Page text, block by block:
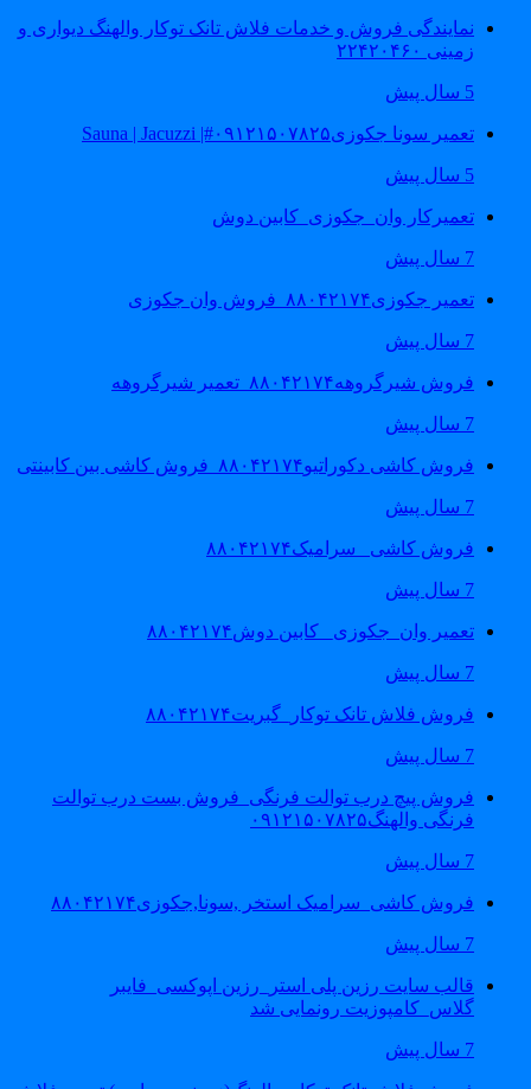
نمایندگی فروش و خدمات فلاش تانک توکار والهنگ دیواری و
زمینی ۲۲۴۲۰۴۶۰
تعمیر سونا جکوزی۰۹۱۲۱۵۰۷۸۲۵#| Sauna | Jacuzzi
تعمیرکار وان_جکوزی_کابین دوش
تعمیر جکوزی۸۸۰۴۲۱۷۴_فروش وان جکوزی
فروش شیرگروهه۸۸۰۴۲۱۷۴_تعمیر شیرگروهه
فروش کاشی دکوراتیو۸۸۰۴۲۱۷۴_فروش کاشی بین کابینتی
فروش کاشی _سرامیک۸۸۰۴۲۱۷۴
تعمیر وان_جکوزی_ کابین دوش۸۸۰۴۲۱۷۴
فروش فلاش تانک توکار_گبریت۸۸۰۴۲۱۷۴
فروش پیچ درب توالت فرنگی_فروش بست درب توالت
فرنگی والهنگ۰۹۱۲۱۵۰۷۸۲۵
فروش کاشی_سرامیک استخر ,سونا,جکوزی۸۸۰۴۲۱۷۴
قالب سایت رزین پلی استر_رزین اپوکسی_فایبر
گلاس_کامپوزیت رونمایی شد